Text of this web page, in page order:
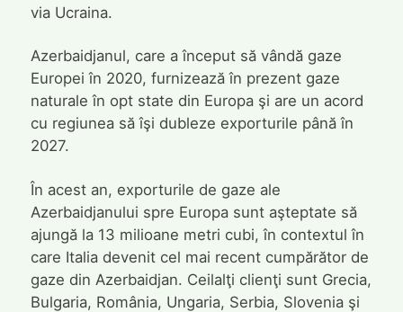
via Ucraina.
Azerbaidjanul, care a început să vândă gaze
Europei în 2020, furnizează în prezent gaze
naturale în opt state din Europa şi are un acord
cu regiunea să îşi dubleze exporturile până în
2027.
În acest an, exporturile de gaze ale
Azerbaidjanului spre Europa sunt aşteptate să
ajungă la 13 milioane metri cubi, în contextul în
care Italia devenit cel mai recent cumpărător de
gaze din Azerbaidjan. Ceilalţi clienţi sunt Grecia,
Bulgaria, România, Ungaria, Serbia, Slovenia şi